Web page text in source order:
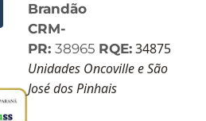
Brandão
CRM-
PR: 38965 RQE: 34875
Unidades Oncoville e São
José dos Pinhais